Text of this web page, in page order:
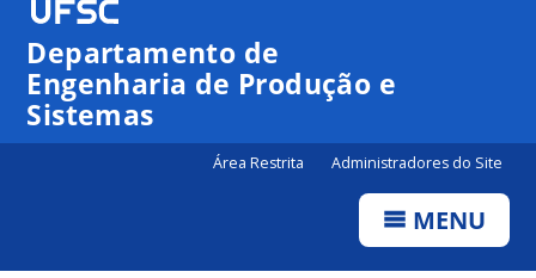
Departamento de
Engenharia de Produção e
Sistemas
Área Restrita Administradores do Site
MENU